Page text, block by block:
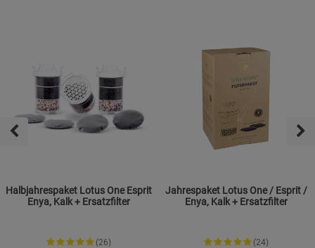
Halbjahrespaket Lotus One Esprit
Enya, Kalk + Ersatzfilter
(26)
Jahrespaket Lotus One / Esprit /
Enya, Kalk + Ersatzfilter
(24)